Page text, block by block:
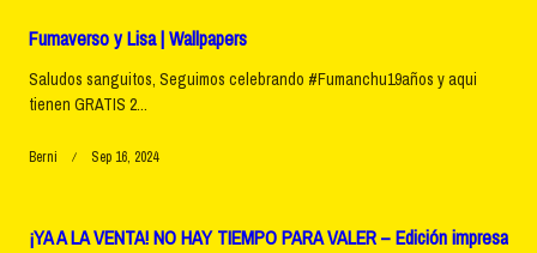
Fumaverso y Lisa | Wallpapers
Saludos sanguitos, Seguimos celebrando #Fumanchu19años y aqui
tienen GRATIS 2...
Berni Sep 16, 2024
¡YA A LA VENTA! NO HAY TIEMPO PARA VALER – Edición impresa